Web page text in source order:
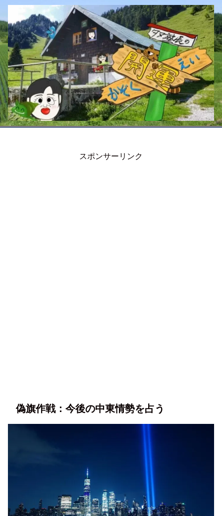
スポンサーリンク
偽旗作戦：今後の中東情勢を占う